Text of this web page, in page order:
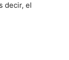
decir, el